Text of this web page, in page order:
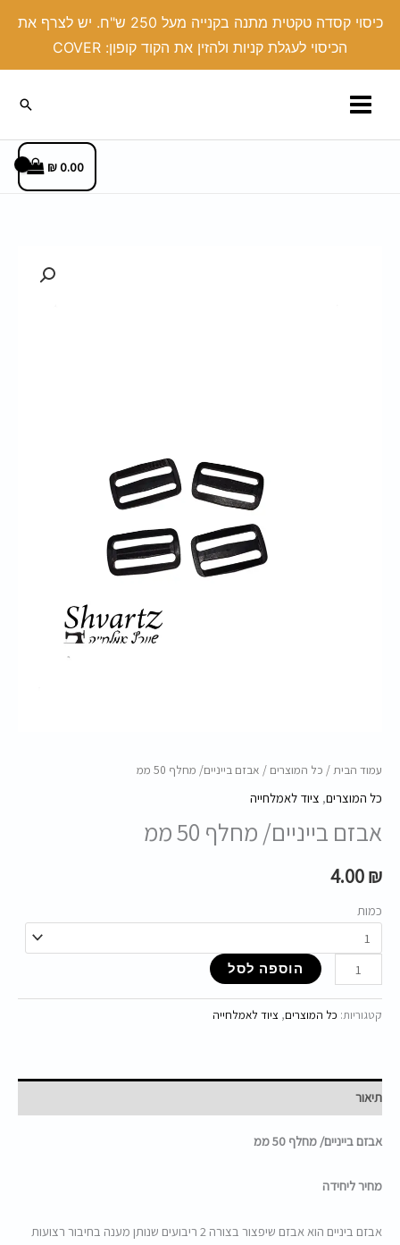
כיסוי קסדה טקטית מתנה בקנייה מעל 250 ש"ח. יש לצרף את
הכיסוי לעגלת קניות ולהזין את הקוד קופון: COVER
חיפוש
0.00
₪
עמוד הבית/ כל המוצרים / אבזם בייניים/ מחלף 50 ממ
כל המוצרים, ציוד לאמלחייה
אבזם בייניים/ מחלף 50 ממ
4.00₪
כמות
הוספה לסל
קטגוריות: כל המוצרים, ציוד לאמלחייה
תיאור
אבזם בייניים/ מחלף 50 ממ
מחיר ליחידה
אבזם ביניים הוא אבזם שיפצור בצורה 2 ריבועים שנותן מענה בחיבור רצועות